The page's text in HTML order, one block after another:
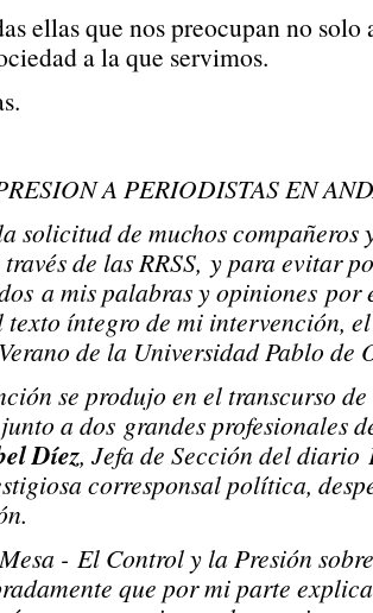
ellas que nos preocupan no solo
a la que servimos.
A PERIODISTAS EN
solicitud de muchos compañeros
de las RRSS, y para evitar
a mis palabras y opiniones
texto íntegro de mi intervención,
de la Universidad Pablo de
se produjo en el transcurso
a dos grandes profesionales
Díez, Jefa de Sección del
corresponsal política,
- El Control y la Presión
que por mi parte